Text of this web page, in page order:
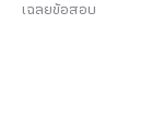
เฉลยข้อสอบ